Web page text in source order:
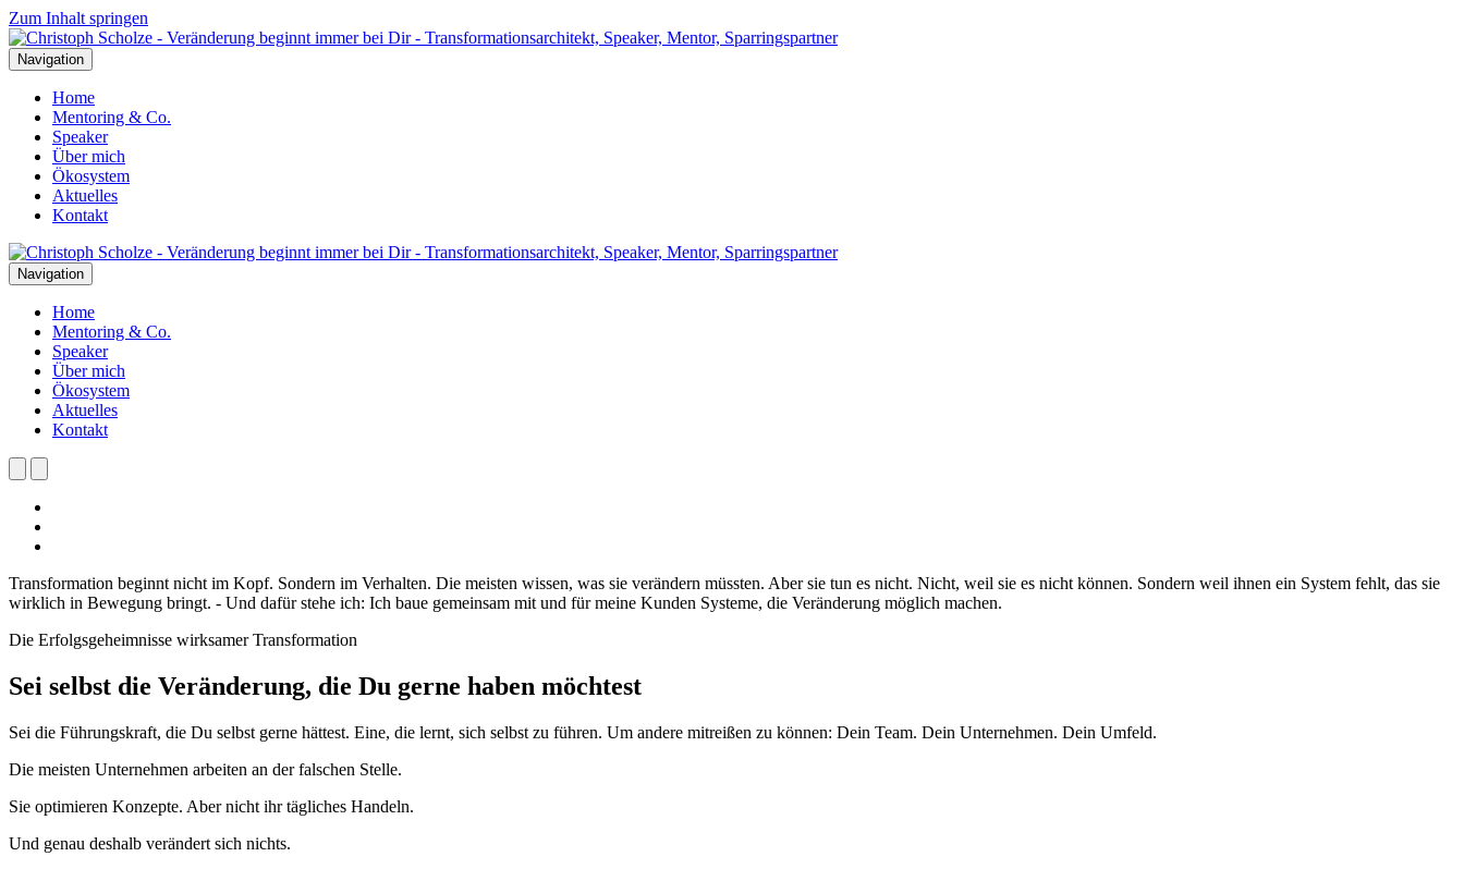
Zum Inhalt springen
Navigation
Home
Mentoring & Co.
Speaker
Über mich
Ökosystem
Aktuelles
Kontakt
Navigation
Home
Mentoring & Co.
Speaker
Über mich
Ökosystem
Aktuelles
Kontakt
Transformation beginnt nicht im Kopf. Sondern im Verhalten. Die meisten wissen, was sie verändern müssten. Aber sie tun es nicht. Nicht, weil sie es nicht können. Sondern weil ihnen ein System fehlt, das sie
wirklich in Bewegung bringt. - Und dafür stehe ich: Ich baue gemeinsam mit und für meine Kunden Systeme, die Veränderung möglich machen.
Die Erfolgsgeheimnisse wirksamer Transformation
Sei selbst die Veränderung, die Du gerne haben möchtest
Sei die Führungskraft, die Du selbst gerne hättest. Eine, die lernt, sich selbst zu führen. Um andere mitreißen zu können: Dein Team. Dein Unternehmen. Dein Umfeld.
Die meisten Unternehmen arbeiten an der falschen Stelle.
Sie optimieren Konzepte. Aber nicht ihr tägliches Handeln.
Und genau deshalb verändert sich nichts.